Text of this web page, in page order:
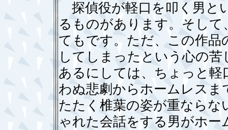
探偵役が軽口を叩く男と
るものがあります。そし
てもです。ただ、この作品
してしまったという心の
あるにしては、ちょっと
わぬ悲劇からホームレスま
たたく椎葉の姿が重なら
ゃれた会話をする男がホ